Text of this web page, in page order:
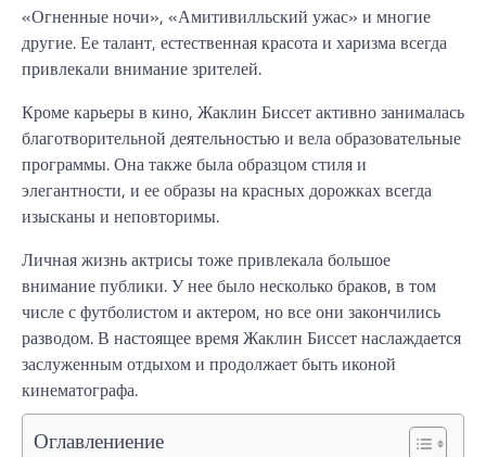
«Огненные ночи», «Амитивилльский ужас» и многие
другие. Ее талант, естественная красота и харизма всегда
привлекали внимание зрителей.
Кроме карьеры в кино, Жаклин Биссет активно занималась
благотворительной деятельностью и вела образовательные
программы. Она также была образцом стиля и
элегантности, и ее образы на красных дорожках всегда
изысканы и неповторимы.
Личная жизнь актрисы тоже привлекала большое
внимание публики. У нее было несколько браков, в том
числе с футболистом и актером, но все они закончились
разводом. В настоящее время Жаклин Биссет наслаждается
заслуженным отдыхом и продолжает быть иконой
кинематографа.
Оглавлениение